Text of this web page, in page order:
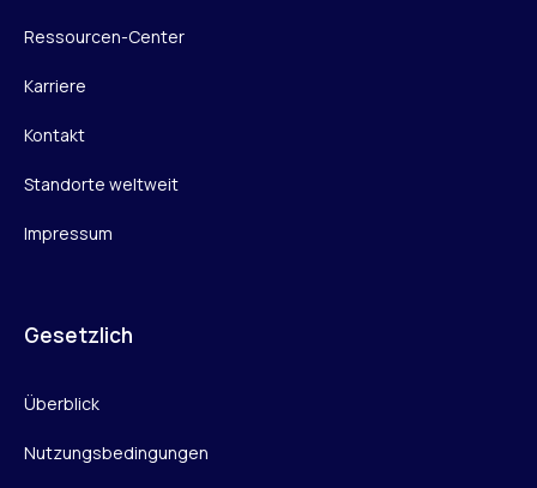
Ressourcen-Center
Karriere
Kontakt
Standorte weltweit
Impressum
Gesetzlich
Überblick
Nutzungsbedingungen